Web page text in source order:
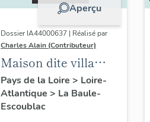
Aperçu
Dossier IA44000637 | Réalisé par
Charles Alain (Contributeur)
Maison dite villa
balnéaire Les
Peupliers, 23 avenue
des Améthystes
Pays de la Loire > Loire-
Atlantique > La Baule-
Escoublac